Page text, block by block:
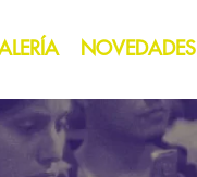
NOVEDADES